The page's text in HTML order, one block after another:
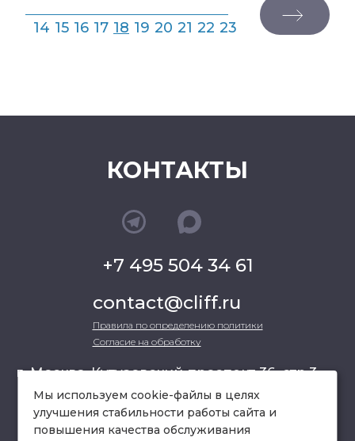
14 15 16 17 18 19 20 21 22 23
КОНТАКТЫ
+7 495 504 34 61
contact@cliff.ru
Правила по определению политики
Согласие на обработку
г. Москва, Кутузовский проспект 36, стр.3 ,
офис 301
Мы используем cookie-файлы в целях
улучшения стабильности работы сайта и
повышения качества обслуживания